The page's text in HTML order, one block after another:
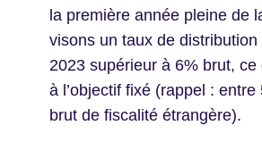
la première année pleine de
visons un taux de distribution
2023 supérieur à 6% brut,
à l’objectif fixé (rappel :
brut de fiscalité étrangère).